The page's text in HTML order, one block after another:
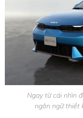
Ngay từ cái nhìn
ngôn ngữ thiết